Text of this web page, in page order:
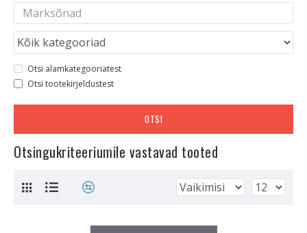
Otsi alamkategooriatest
Otsi tootekirjeldustest
OTSI
Otsingukriteeriumile vastavad tooted